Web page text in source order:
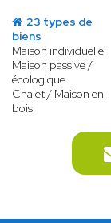
23 types de
biens
Maison individuelle
Maison passive /
écologique
Chalet / Maison en
bois